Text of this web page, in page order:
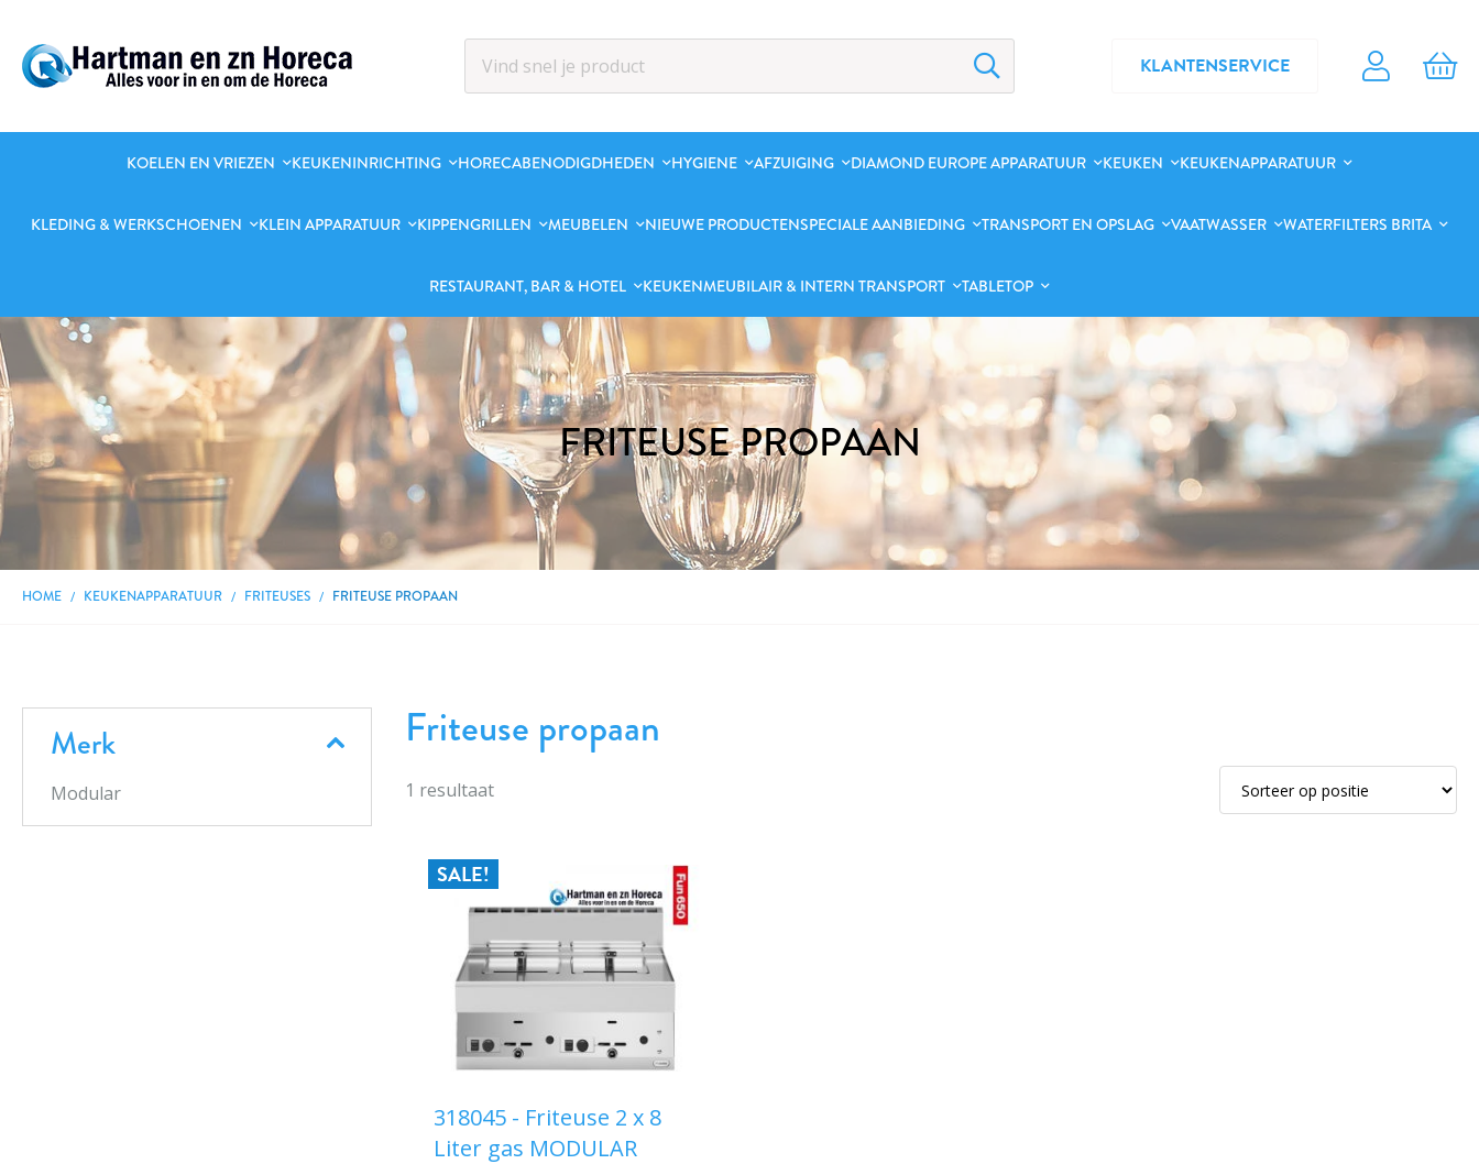
KLANTENSERVICE
KOELEN EN VRIEZEN KEUKENINRICHTING HORECABENODIGDHEDEN HYGIENE AFZUIGING DIAMOND EUROPE APPARATUUR KEUKEN KEUKENAPPARATUUR
KLEDING & WERKSCHOENEN KLEIN APPARATUUR KIPPENGRILLEN MEUBELEN NIEUWE PRODUCTENSPECIALE AANBIEDING TRANSPORT EN OPSLAG VAATWASSER WATERFILTERS BRITA
RESTAURANT, BAR & HOTEL KEUKENMEUBILAIR & INTERN TRANSPORT TABLETOP
FRITEUSE PROPAAN
HOME KEUKENAPPARATUUR FRITEUSES FRITEUSE PROPAAN
Friteuse propaan
1 resultaat
SALE!
318045 - Friteuse 2 x 8
Liter gas MODULAR
Merk
Modular